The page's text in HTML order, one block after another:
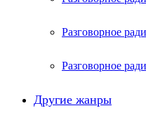
Разговорное
Разговорное
Другие жанры